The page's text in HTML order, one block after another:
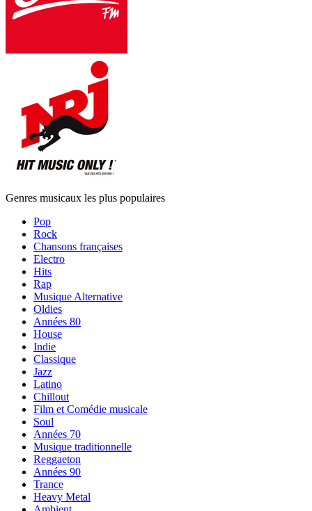
Genres musicaux les plus populaires
Pop
Rock
Chansons françaises
Electro
Hits
Rap
Musique Alternative
Oldies
Années 80
House
Indie
Classique
Jazz
Latino
Chillout
Film et Comédie musicale
Soul
Années 70
Musique traditionnelle
Reggaeton
Années 90
Trance
Heavy Metal